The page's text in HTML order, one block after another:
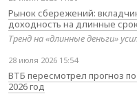
Рынок сбережений:
доходность на длинные
Тренд на «длинные деньги»
28 июля 2026 15:54
ВТБ пересмотрел прогноз
2026 год